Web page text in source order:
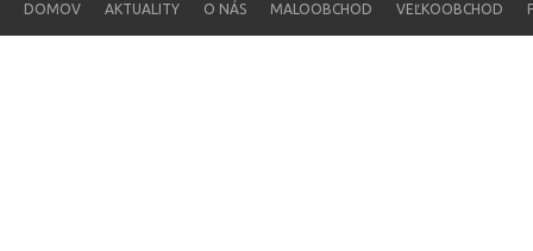
DOMOV AKTUALITY O NÁS MALOOBCHOD VEĽKOOBCHOD